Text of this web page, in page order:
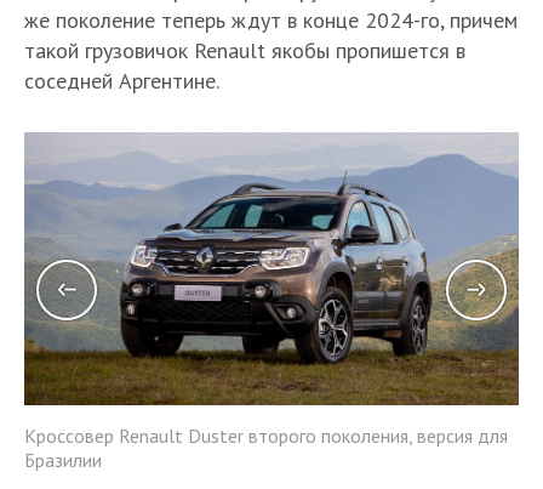
же поколение теперь ждут в конце 2024-го, причем
такой грузовичок Renault якобы пропишется в
соседней Аргентине.
Кроссовер Renault Duster второго поколения, версия для
Бразилии